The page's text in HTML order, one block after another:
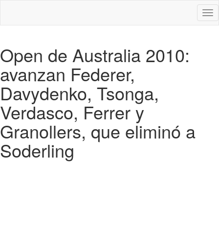
Open de Australia 2010:
avanzan Federer,
Davydenko, Tsonga,
Verdasco, Ferrer y
Granollers, que eliminó a
Soderling